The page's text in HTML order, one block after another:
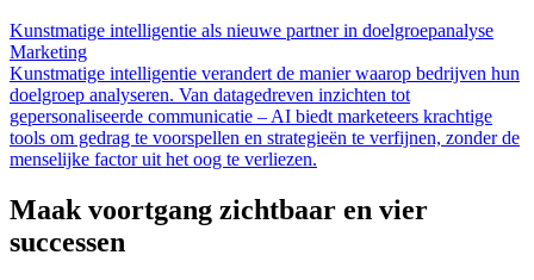
Kunstmatige intelligentie als nieuwe partner in doelgroepanalyse
Marketing
Kunstmatige intelligentie verandert de manier waarop bedrijven hun
doelgroep analyseren. Van datagedreven inzichten tot
gepersonaliseerde communicatie – AI biedt marketeers krachtige
tools om gedrag te voorspellen en strategieën te verfijnen, zonder de
menselijke factor uit het oog te verliezen.
Maak voortgang zichtbaar en vier
successen